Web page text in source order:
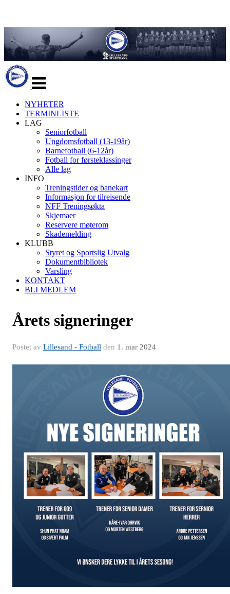
navigasjon
NYHETER
TERMINLISTE
LAG
Seniorfotball
Ungdomsfotball (13-19år)
Barnefotball (6-12år)
Fotball for førsteklassinger
Alle lag
INFO
Treningstider og banekart
Informasjon for tilreisende
NFF Treningsøkta
Skjemaer
Reservere møterom
Skademelding
KLUBB
Styret og Sportslig Utvalg
Dokumentbibliotek
Varsling
KONTAKT
BLI MEDLEM
Årets signeringer
Postet av Lillesand - Fotball den 1. mar 2024